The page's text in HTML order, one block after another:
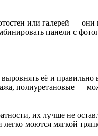
или галерей —
панели с
её и правильно
полиуретановые —
их лучше не
моются мягкой